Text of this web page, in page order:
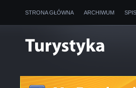
STRONA GŁÓWNA ARCHIWUM